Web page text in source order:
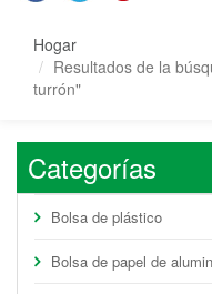
Hogar
Resultados de la
turrón"
Categorías
Bolsa de plástico
Bolsa de papel de